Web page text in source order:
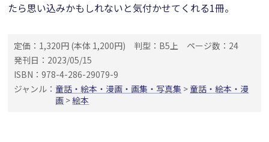
たら思い込みかもしれないと気付かせてくれる1冊。
定価：1,320円 (本体 1,200円) 判型：B5上
ページ数：24
発刊日：2023/05/15
ISBN：978-4-286-29079-9
ジャンル： 童話・絵本・漫画・画集・写真集 > 童話・絵本・漫
画 >絵本